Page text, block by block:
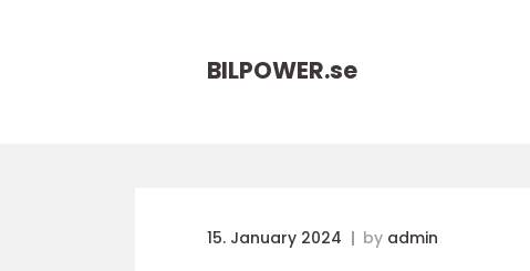
BILPOWER.se
15. January 2024 by admin